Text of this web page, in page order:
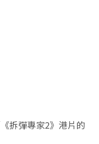
拆彈專家2》港片的